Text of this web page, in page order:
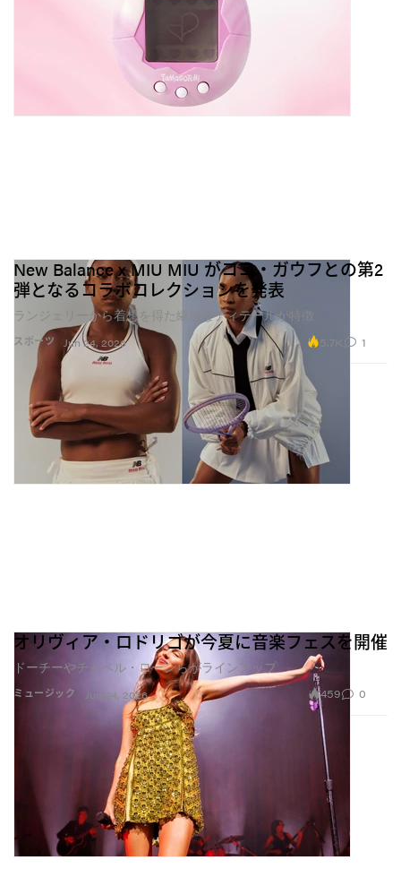
スポーツ
New Balance x MIU MIU がココ・ガウフとの第2
弾となるコラボコレクションを発表
ランジェリーから着想を得た繊細なディテールが特徴
Jun 24, 2026 5.7K 1
ミュージック
オリヴィア・ロドリゴが今夏に音楽フェスを開催
ドーチーやチャペル・ローンらがラインアップ
Jun 24, 2026 459 0